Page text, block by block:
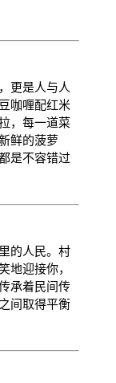
更是人与人
咖喱配红米
，每一道菜
鲜的菠萝
是不容错过
的人民。村
地迎接你，
承着民间传
间取得平衡